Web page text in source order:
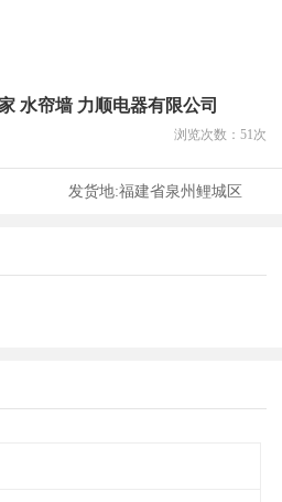
水帘墙 力顺电器有限公司
浏览次数： 51 次
发货地:福建省泉州鲤城区